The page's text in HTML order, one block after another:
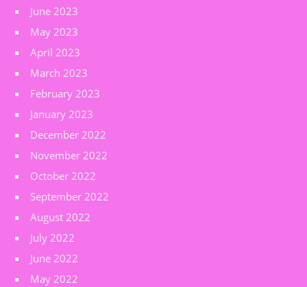
June 2023
May 2023
April 2023
March 2023
February 2023
January 2023
December 2022
November 2022
October 2022
September 2022
August 2022
July 2022
June 2022
May 2022